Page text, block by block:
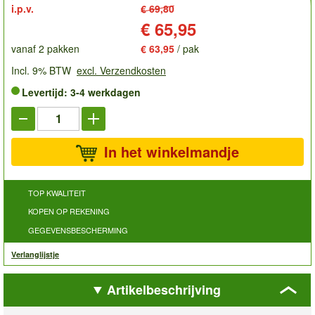
i.p.v.
€ 69,80
€ 65,95
vanaf 2 pakken € 63,95 / pak
Incl. 9% BTW excl. Verzendkosten
Levertijd: 3-4 werkdagen
In het winkelmandje
TOP KWALITEIT
KOPEN OP REKENING
GEGEVENSBESCHERMING
Verlanglijstje
Artikelbeschrijving